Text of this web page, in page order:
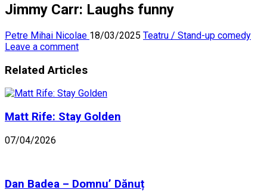
Jimmy Carr: Laughs funny
Petre Mihai Nicolae 18/03/2025 Teatru / Stand-up comedy
Leave a comment
Related Articles
Matt Rife: Stay Golden
07/04/2026
Dan Badea – Domnu’ Dănuț